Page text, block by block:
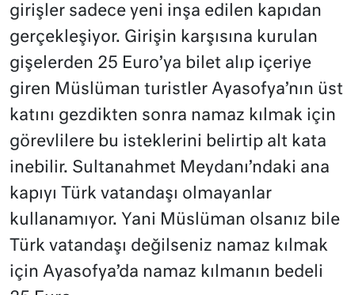
girişler sadece yeni inşa edilen kapıdan
gerçekleşiyor. Girişin karşısına kurulan
gişelerden 25 Euro’ya bilet alıp içeriye
giren Müslüman turistler Ayasofya’nın üst
katını gezdikten sonra namaz kılmak için
görevlilere bu isteklerini belirtip alt kata
inebilir. Sultanahmet Meydanı’ndaki ana
kapıyı Türk vatandaşı olmayanlar
kullanamıyor. Yani Müslüman olsanız bile
Türk vatandaşı değilseniz namaz kılmak
için Ayasofya’da namaz kılmanın bedeli